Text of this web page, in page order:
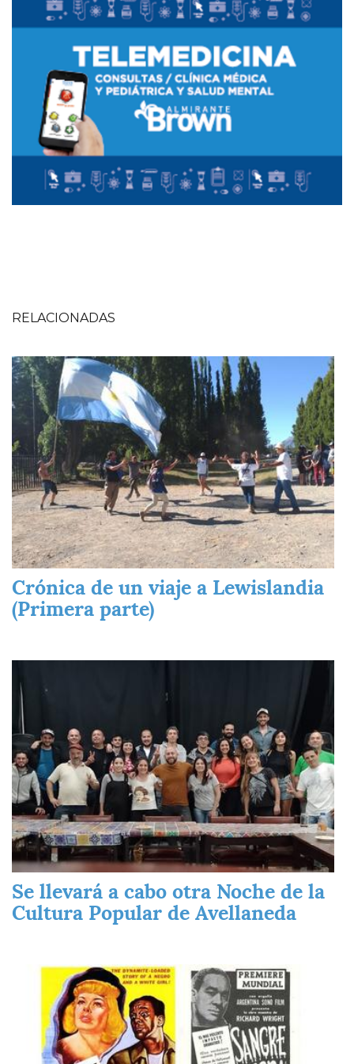
RELACIONADAS
Imagen
Crónica de un viaje a Lewislandia
(Primera parte)
Se llevará a cabo otra Noche de la
Cultura Popular de Avellaneda
Imagen